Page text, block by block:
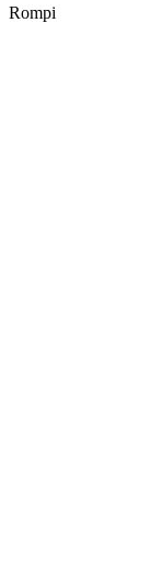
Rompi